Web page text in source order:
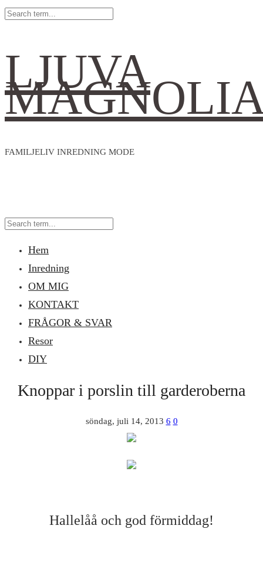
LJUVA
FAMILJELIV INREDNING MODE
Hem
Inredning
OM MIG
KONTAKT
FRÅGOR & SVAR
Resor
DIY
Knoppar i porslin till garderoberna
söndag, juli 14, 2013 6 0
Hallelåå och god förmiddag!